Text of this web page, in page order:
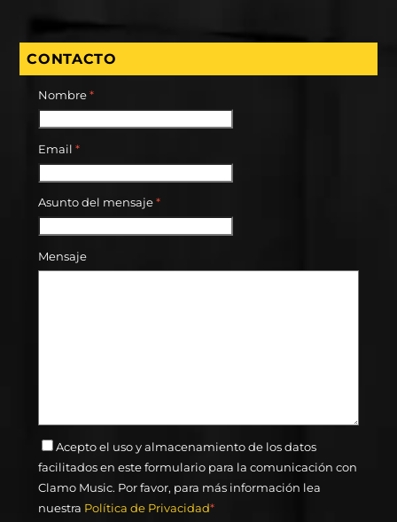
CONTACTO
Nombre*
Email *
Asunto del mensaje*
Mensaje
Acepto el uso y almacenamiento de los datos
facilitados en este formulario para la comunicación con
Clamo Music. Por favor, para más información lea
nuestra Política de Privacidad*